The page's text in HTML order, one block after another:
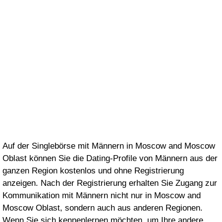
Auf der Singlebörse mit Männern in Moscow and Moscow
Oblast können Sie die Dating-Profile von Männern aus der
ganzen Region kostenlos und ohne Registrierung
anzeigen. Nach der Registrierung erhalten Sie Zugang zur
Kommunikation mit Männern nicht nur in Moscow and
Moscow Oblast, sondern auch aus anderen Regionen.